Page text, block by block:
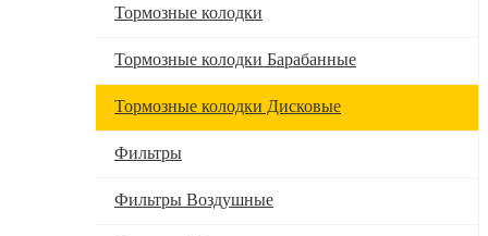
Тормозные колодки
Тормозные колодки Барабанные
Тормозные колодки Дисковые
Фильтры
Фильтры Воздушные